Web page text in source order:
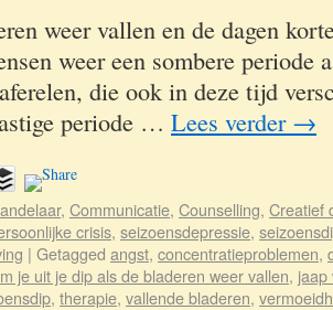
weer vallen en de dagen
weer een sombere periode
die ook in deze tijd
periode … Lees verder →
, Communicatie, Counselling, Creatief
crisis, seizoensdepressie,
| Getagged angst, concentratieproblemen,
je uit je dip als de bladeren weer vallen, jaap
, therapie, vallende bladeren,